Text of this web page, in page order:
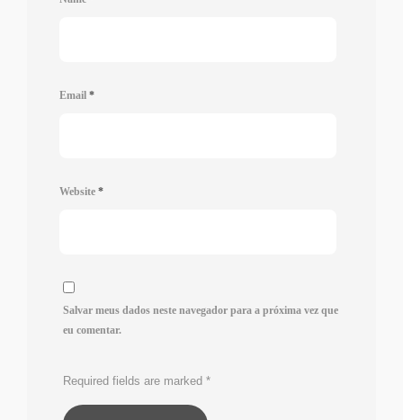
Email *
Website *
Salvar meus dados neste navegador para a próxima vez que
eu comentar.
Required fields are marked *